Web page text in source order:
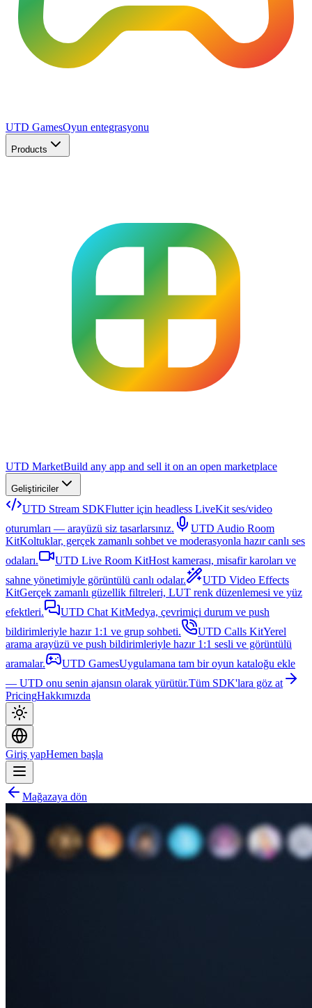
UTD GamesOyun entegrasyonu
Products
UTD MarketBuild any app and sell it on an open marketplace
Geliştiriciler
UTD Stream SDKFlutter için headless LiveKit ses/video
oturumları — arayüzü siz tasarlarsınız.
UTD Audio Room
KitKoltuklar, gerçek zamanlı sohbet ve moderasyonla hazır canlı ses
odaları.
UTD Live Room KitHost kamerası, misafir karoları ve
sahne yönetimiyle görüntülü canlı odalar.
UTD Video Effects
KitGerçek zamanlı güzellik filtreleri, LUT renk düzenlemesi ve yüz
efektleri.
UTD Chat KitMedya, çevrimiçi durum ve push
bildirimleriyle hazır 1:1 ve grup sohbeti.
UTD Calls KitYerel
arama arayüzü ve push bildirimleriyle hazır 1:1 sesli ve görüntülü
aramalar.
UTD GamesUygulamana tam bir oyun kataloğu ekle
— UTD onu senin ajansın olarak yürütür.Tüm SDK'lara göz at
PricingHakkımızda
Giriş yapHemen başla
Mağazaya dön